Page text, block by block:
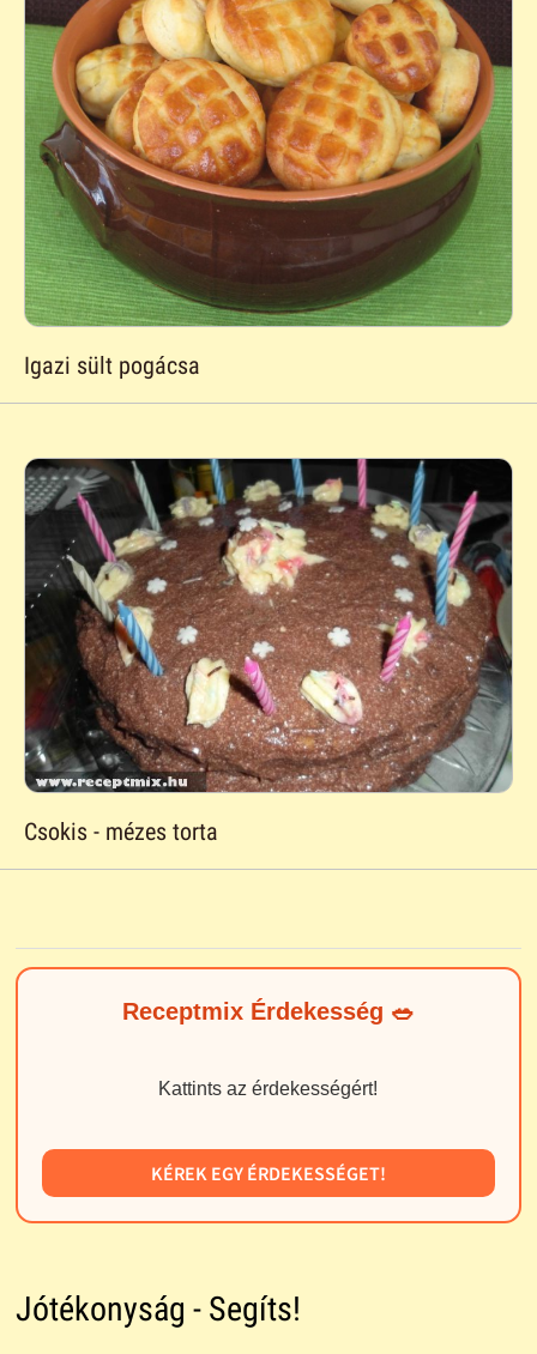
Igazi sült pogácsa
Csokis - mézes torta
Receptmix Érdekesség 🥗
Kattints az érdekességért!
KÉREK EGY ÉRDEKESSÉGET!
Jótékonyság - Segíts!